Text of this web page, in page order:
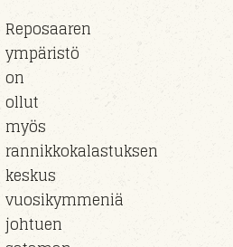
Reposaaren
ympäristö
on
ollut
myös
rannikkokalastuksen
keskus
vuosikymmeniä
johtuen